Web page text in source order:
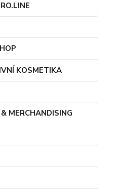
KOSMETIKA
MERCHANDISING